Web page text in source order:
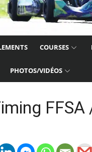
COURSES
PHOTOS/VIDÉOS